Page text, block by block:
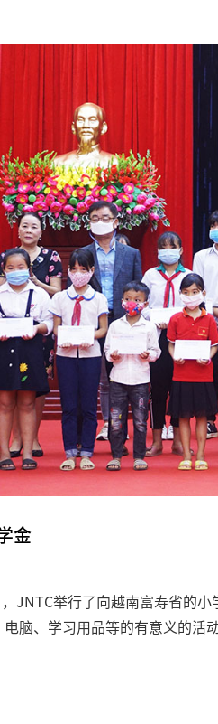
金
JNTC举行了向越南富寿省的小
脑、学习用品等的有意义的活动